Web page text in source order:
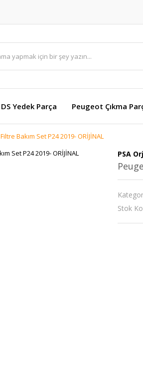
DS Yedek Parça Peugeot Çıkma
Bakım Set P24 2019- ORİJİNAL
PSA
Stok